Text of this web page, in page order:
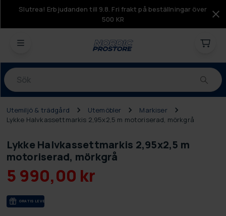
Slutrea! Erbjudanden till 9.8. Fri frakt på beställningar över
500 KR
Produkter
Utemiljö & trädgård Utemöbler
Markiser
Lykke Halvkassettmarkis 2,95x2,5 m motoriserad, mörkgrå
Lykke Halvkassettmarkis 2,95x2,5 m
motoriserad, mörkgrå
5 990,00 kr
GRA­TIS LE­VE­RANS